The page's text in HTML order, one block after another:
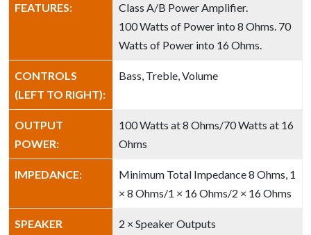
FEATURES:
Class A/B Power Amplifier.
100 Watts of Power into 8 Ohms. 70
Watts of Power into 16 Ohms.
CONTROLS
(LEFT TO RIGHT):
Bass, Treble, Volume
OUTPUT
POWER:
100 Watts at 8 Ohms/70 Watts at 16
Ohms
IMPEDANCE:
Minimum Total Impedance 8 Ohms, 1
× 8 Ohms/1 × 16 Ohms/2 × 16 Ohms
SPEAKER
2 × Speaker Outputs